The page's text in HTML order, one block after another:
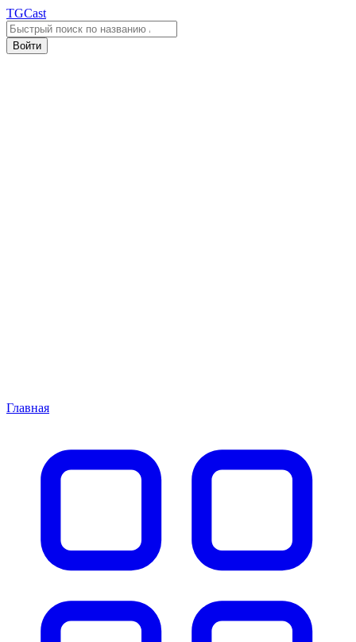
TGCast
Войти
Главная